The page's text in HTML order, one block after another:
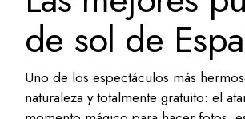
de sol de
Uno de los espectáculos más
naturaleza y totalmente gratuito: el